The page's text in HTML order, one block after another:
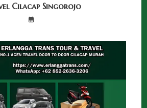
Cilacap Singorojo